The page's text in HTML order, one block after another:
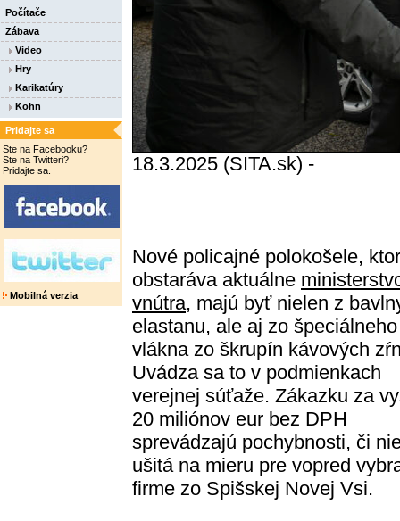
Počítače
Zábava
Video
Hry
Karikatúry
Kohn
Pridajte sa
Ste na Facebooku?
Ste na Twitteri?
Pridajte sa.
Mobilná verzia
18.3.2025 (SITA.sk) -
Nové policajné polokošele,
obstaráva aktuálne
vnútra, majú byť nielen z
elastanu, ale aj zo špeciálneho
vlákna zo škrupín kávových
Uvádza sa to v podmienkach
verejnej súťaže. Zákazku za
20 miliónov eur bez DPH
sprevádzajú pochybnosti, či
ušitá na mieru pre vopred
firme zo Spišskej Novej Vsi.